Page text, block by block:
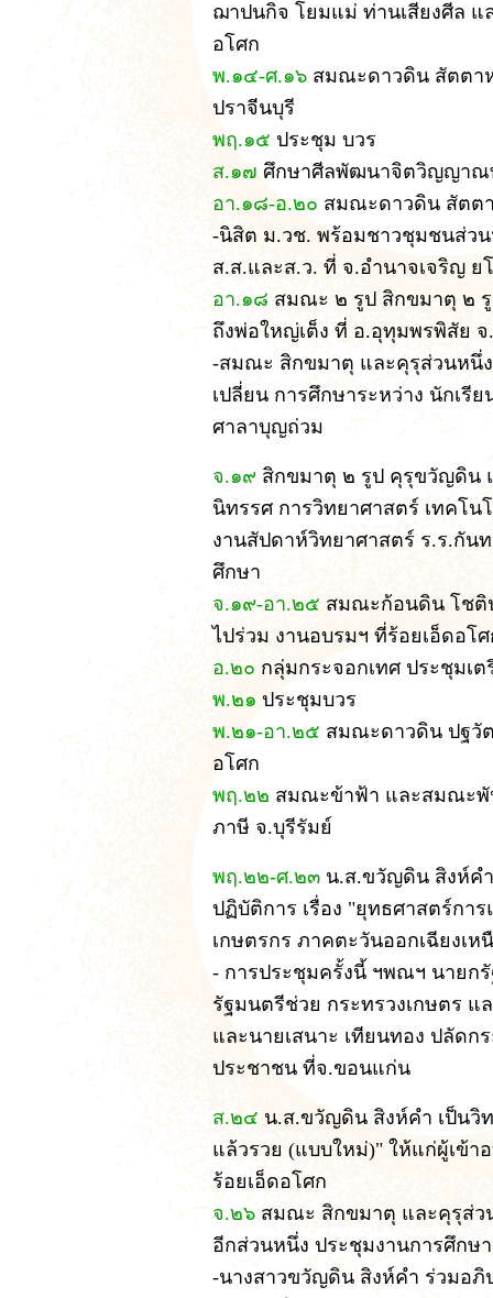
ฌาปนกิจ โยมแม่ ท่านเสียงศีล
อโศก
พ.๑๔-ศ.๑๖ สมณะดาวดิน สัตตา
ปราจีนบุรี
พฤ.๑๕ ประชุม บวร
ส.๑๗ ศึกษาศีลพัฒนาจิตวิญญาณ
อา.๑๘-อ.๒๐ สมณะดาวดิน สัตต
-นิสิต ม.วช. พร้อมชาวชุมชนส่ว
ส.ส.และส.ว. ที่ จ.อำนาจเจริญ ย
อา.๑๘ สมณะ ๒ รูป สิกขมาตุ ๒
ถึงพ่อใหญ่เต็ง ที่ อ.อุทุมพรพิสัย จ
-สมณะ สิกขมาตุ และคุรุส่วนหนึ่
เปลี่ยน การศึกษาระหว่าง นักเ
ศาลาบุญถ่วม
จ.๑๙ สิกขมาตุ ๒ รูป คุรุขวัญดิน
นิทรรศ การวิทยาศาสตร์ เทคโ
งานสัปดาห์วิทยาศาสตร์ ร.ร.กัน
ศึกษา
จ.๑๙-อา.๒๕ สมณะก้อนดิน โชติ
ไปร่วม งานอบรมฯ ที่ร้อยเอ็ดอโ
อ.๒๐ กลุ่มกระจอกเทศ ประชุมเ
พ.๒๑ ประชุมบวร
พ.๒๑-อา.๒๕ สมณะดาวดิน ปฐวั
อโศก
พฤ.๒๒ สมณะข้าฟ้า และสมณะพั
ภาษี จ.บุรีรัมย์
พฤ.๒๒-ศ.๒๓ น.ส.ขวัญดิน สิงห์ค
ปฏิบัติการ เรื่อง "ยุทธศาสตร์ก
เกษตรกร ภาคตะวันออกเฉียงเห
- การประชุมครั้งนี้ ฯพณฯ นายก
รัฐมนตรีช่วย กระทรวงเกษตร
และนายเสนาะ เทียนทอง ปลัดก
ประชาชน ที่จ.ขอนแก่น
ส.๒๔ น.ส.ขวัญดิน สิงห์คำ เป็นวิ
แล้วรวย (แบบใหม่)" ให้แก่ผู้เข้
ร้อยเอ็ดอโศก
จ.๒๖ สมณะ สิกขมาตุ และคุรุส่ว
อีกส่วนหนึ่ง ประชุมงานการศึกษ
-นางสาวขวัญดิน สิงห์คำ ร่วมอภิ